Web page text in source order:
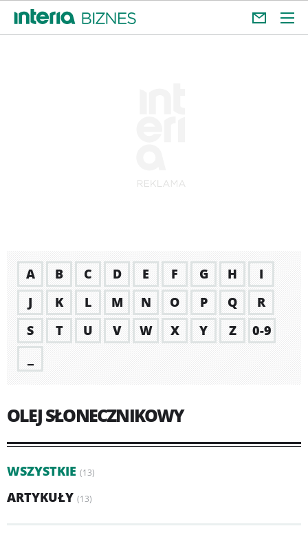
A B C D E F G H
I
J
K L M N O P Q
R
S
T U V W X Y Z
0-9
OLEJ SŁONECZNIKOWY
WSZYSTKIE (13)
ARTYKUŁY (13)